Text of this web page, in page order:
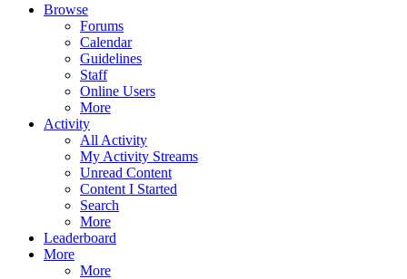
Browse
Forums
Calendar
Guidelines
Staff
Online Users
More
Activity
All Activity
My Activity Streams
Unread Content
Content I Started
Search
More
Leaderboard
More
More